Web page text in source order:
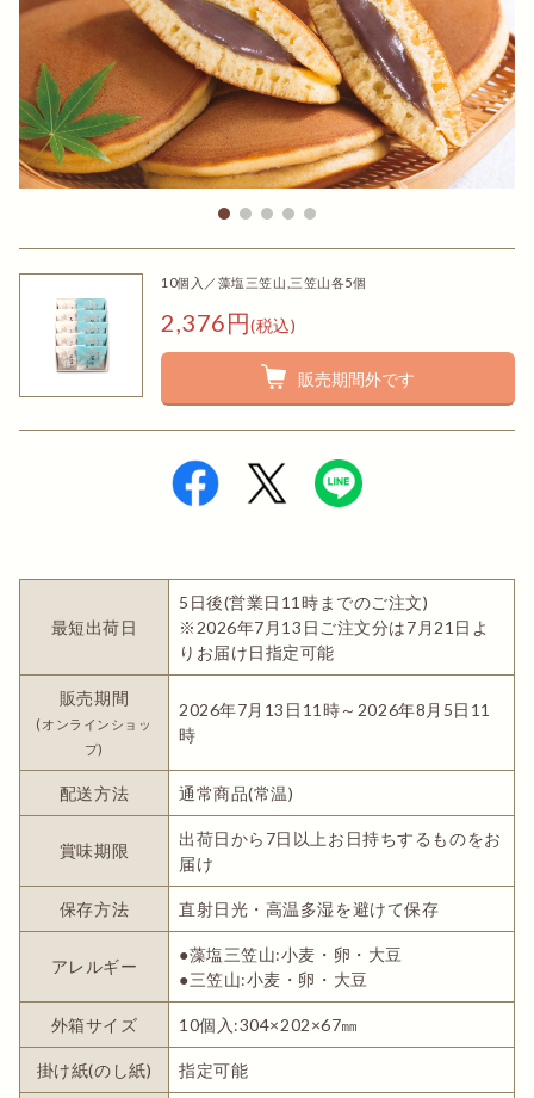
10個入／藻塩三笠山,三笠山各5個
2,376円(税込)
販売期間外です
最短出荷日
5日後(営業日11時までのご注文)
※2026年7月13日ご注文分は7月21日よ
りお届け日指定可能
販売期間
(オンラインショッ
プ)
2026年7月13日11時～2026年8月5日11
時
配送方法 通常商品(常温)
賞味期限
出荷日から7日以上お日持ちするものをお
届け
保存方法 直射日光・高温多湿を避けて保存
アレルギー
●藻塩三笠山:小麦・卵・大豆
●三笠山:小麦・卵・大豆
外箱サイズ 10個入:304×202×67㎜
掛け紙(のし紙) 指定可能